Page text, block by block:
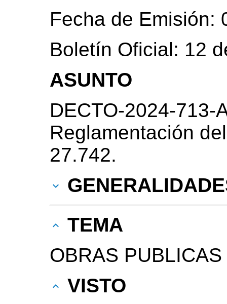
Fecha de Emisión:
Boletín Oficial: 12
ASUNTO
DECTO-2024-713-
Reglamentación
27.742.
TEMA
OBRAS PUBLICAS
VISTO